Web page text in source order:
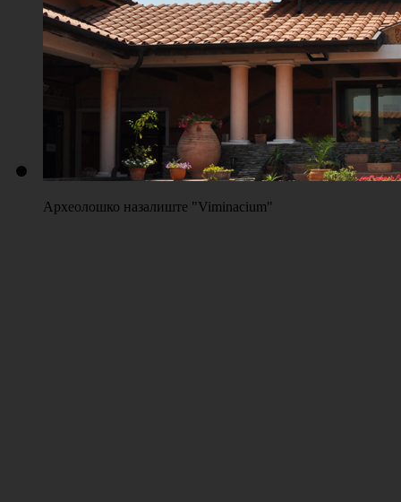
Плажа "Топољар" - Терени на песку
Археолошко назалиште "Viminacium"